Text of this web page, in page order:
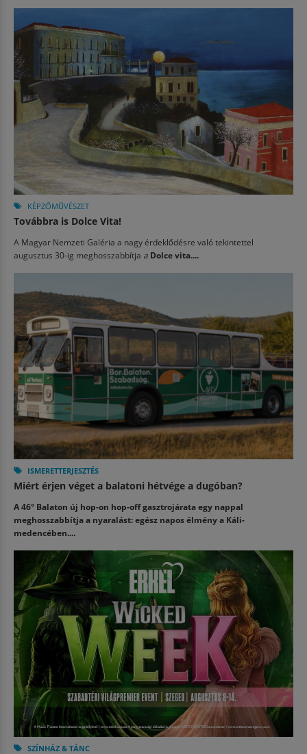
KÉPZŐMŰVÉSZET
Továbbra is Dolce Vita!
A Magyar Nemzeti Galéria a nagy érdeklődésre való tekintettel
augusztus 30-ig meghosszabbítja a Dolce vita....
ISMERETTERJESZTÉS
Miért érjen véget a balatoni hétvége a dugóban?
A 46° Balaton új hop-on hop-off gasztrojárata egy nappal
meghosszabbítja a nyaralást: egész napos élmény a Káli-
medencében....
SZÍNHÁZ & TÁNC